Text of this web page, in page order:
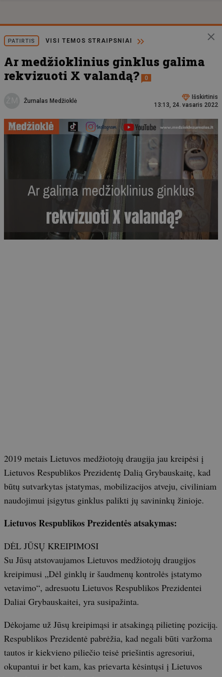
PATIRTIS VISI TEMOS STRAIPSNIAI
Ar medžioklinius ginklus galima
rekvizuoti X valandą?
0
Žurnalas Medžioklė
Išskirtinis
13:13, 24. vasaris 2022
2019 metais Lietuvos medžiotojų draugija jau kreipėsi į
Lietuvos Respublikos Prezidentę Dalią Grybauskaitę, kad
būtų sutvarkytas įstatymas, mobilizacijos atveju, civiliniam
naudojimui įsigytus ginklus palikti jų savininkų žinioje.
Lietuvos Respublikos Prezidentės atsakymas:
DĖL JŪSŲ KREIPIMOSI
Su Jūsų atstovaujamos Lietuvos medžiotojų draugijos
kreipimusi „Dėl ginklų ir šaudmenų kontrolės įstatymo
vetavimo“, adresuotu Lietuvos Respublikos Prezidentei
Daliai Grybauskaitei, yra susipažinta.
Dėkojame už Jūsų kreipimąsi ir atsakingą pilietinę poziciją.
Respublikos Prezidentė pabrėžia, kad negali būti varžoma
tautos ir kiekvieno piliečio teisė priešintis agresoriui,
okupantui ir bet kam, kas prievarta kėsintųsi į Lietuvos